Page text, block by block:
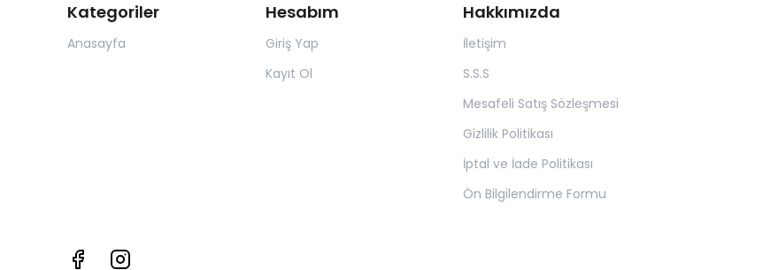
Kategoriler
Anasayfa
Hesabım
Giriş Yap
Kayıt Ol
Hakkımızda
İletişim
S.S.S
Mesafeli Satış Sözleşmesi
Gizlilik Politikası
İptal ve İade Politikası
Ön Bilgilendirme Formu